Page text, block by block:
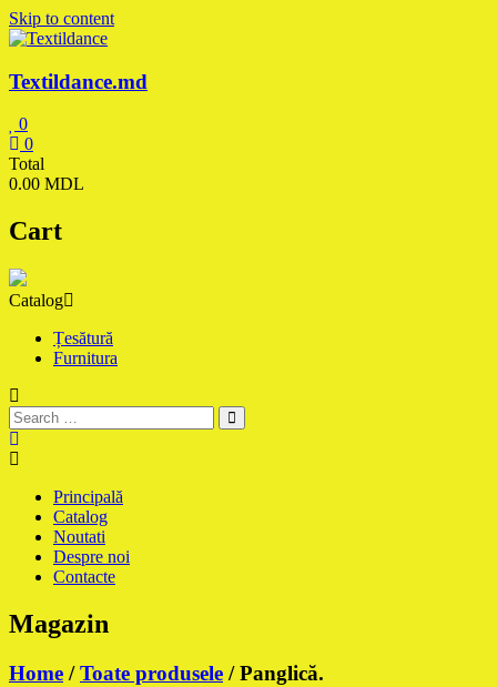
Skip to content
Textildance.md
0
0
Total
0.00 MDL
Cart
Catalog
Țesătură
Furnitura
Principală
Catalog
Noutati
Despre noi
Contacte
Magazin
Home /Toate produsele / Panglică.